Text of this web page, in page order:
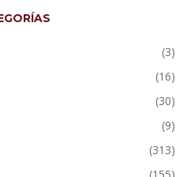
(3)
(16)
(30)
(9)
(313)